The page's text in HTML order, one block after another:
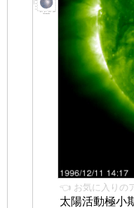
👈 お気に入りの
太陽活動極小